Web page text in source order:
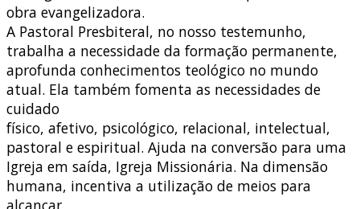
obra evangelizadora.
A Pastoral Presbiteral, no nosso testemunho,
trabalha a necessidade da formação permanente,
aprofunda conhecimentos teológico no mundo
atual. Ela também fomenta as necessidades de
cuidado
físico, afetivo, psicológico, relacional, intelectual,
pastoral e espiritual. Ajuda na conversão para uma
Igreja em saída, Igreja Missionária. Na dimensão
humana, incentiva a utilização de meios para
alcançar